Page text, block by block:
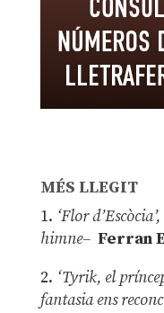
MÉS LLEGIT
1. ‘Flor
himne– Ferran
2. ‘Tyrik, el
fantasia ens